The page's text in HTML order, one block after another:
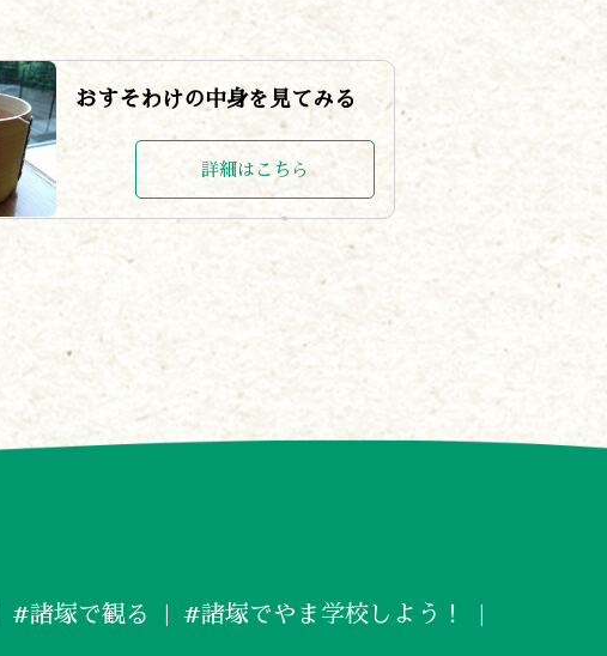
おすそわけの中身を見てみる
詳細はこちら
#諸塚で観る #諸塚でやま学校しよう！